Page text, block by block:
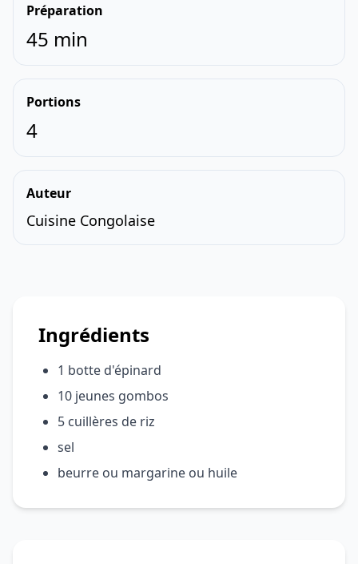
Préparation
45 min
Portions
4
Auteur
Cuisine Congolaise
Ingrédients
1 botte d'épinard
10 jeunes gombos
5 cuillères de riz
sel
beurre ou margarine ou huile